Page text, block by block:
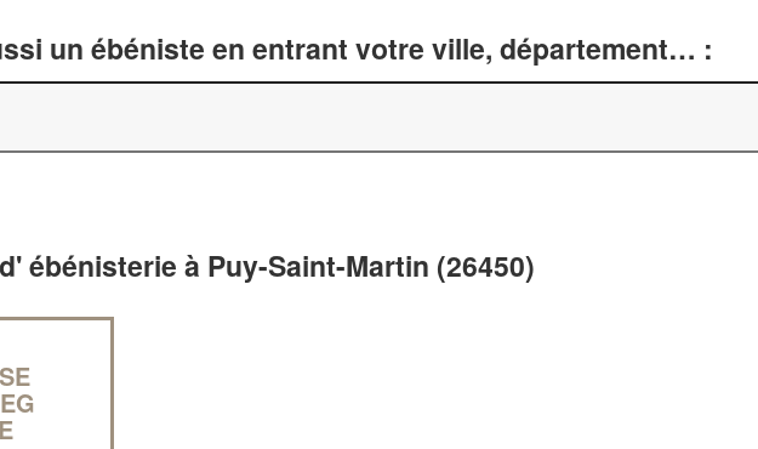
un ébéniste en entrant votre ville, département… :
ébénisterie à Puy-Saint-Martin (26450)